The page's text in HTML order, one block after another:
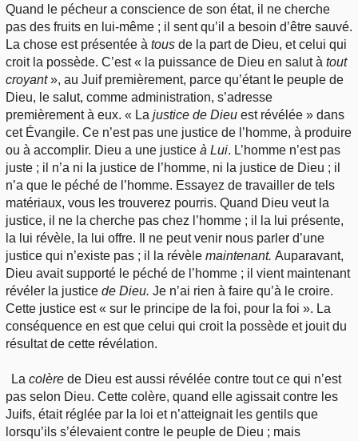
Quand le pécheur a conscience de son état, il ne cherche
pas des fruits en lui-même ; il sent qu’il a besoin d’être sauvé.
La chose est présentée à tous de la part de Dieu, et celui qui
croit la possède. C’est « la puissance de Dieu en salut à tout
croyant», au Juif premièrement, parce qu’étant le peuple de
Dieu, le salut, comme administration, s’adresse
premièrement à eux. « La justice de Dieu est révélée » dans
cet Évangile. Ce n’est pas une justice de l’homme, à produire
ou à accomplir. Dieu a une justice à Lui. L’homme n’est pas
juste ; il n’a ni la justice de l’homme, ni la justice de Dieu ; il
n’a que le péché de l’homme. Essayez de travailler de tels
matériaux, vous les trouverez pourris. Quand Dieu veut la
justice, il ne la cherche pas chez l’homme ; il la lui présente,
la lui révèle, la lui offre. Il ne peut venir nous parler d’une
justice qui n’existe pas ; il la révèle maintenant. Auparavant,
Dieu avait supporté le péché de l’homme ; il vient maintenant
révéler la justice de Dieu. Je n’ai rien à faire qu’à le croire.
Cette justice est « sur le principe de la foi, pour la foi ». La
conséquence en est que celui qui croit la possède et jouit du
résultat de cette révélation.
Lacolèrede Dieu est aussi révélée contre tout ce qui n’est
pas selon Dieu. Cette colère, quand elle agissait contre les
Juifs, était réglée par la loi et n’atteignait les gentils que
lorsqu’ils s’élevaient contre le peuple de Dieu ; mais